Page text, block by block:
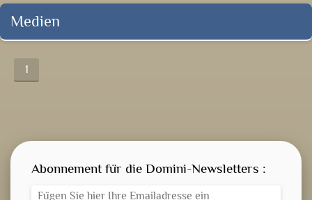
Medien
1
Abonnement für die Domini-Newsletters :